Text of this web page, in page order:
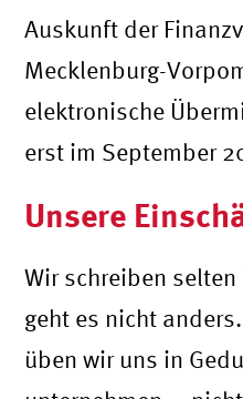
Auskunft der
Mecklenburg-
elektronische
erst im September
Unsere
Wir schreiben
geht es nicht
üben wir uns in